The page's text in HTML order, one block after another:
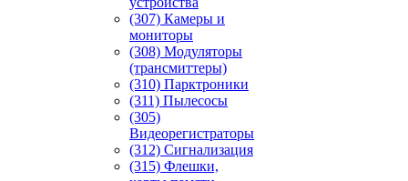
(307) Камеры и
мониторы
(308) Модуляторы
(трансмиттеры)
(310) Парктроники
(311) Пылесосы
(305)
Видеорегистраторы
(312) Сигнализация
(315) Флешки,